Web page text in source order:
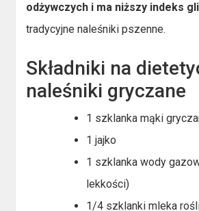
odżywczych i ma niższy indeks
tradycyjne naleśniki pszenne.
Składniki na
naleśniki gryczane
1 szklanka mąki
1 jajko
1 szklanka wody
lekkości)
1/4 szklanki mleka